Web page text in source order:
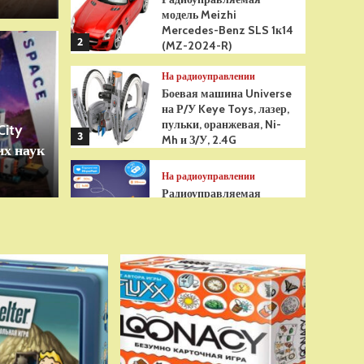
Гуджитсу
Паук Водная
наук
2
модель Meizhi
Mercedes-Benz SLS 1к14
(MZ-2024-R)
3
На радиоуправлении
Боевая машина Universe
на Р/У Keye Toys, лазер,
пульки, оранжевая, Ni-
Mh и З/У, 2.4G
На радиоуправлении
Радиоуправляемая
На радиоуправлении
Р/У танк Taigen 1/16
Panzerkampfwagen III
(Германия) HC (для ИК
танкового боя) V3 2.4G
RTR, TG3848-1HC-IR3.0